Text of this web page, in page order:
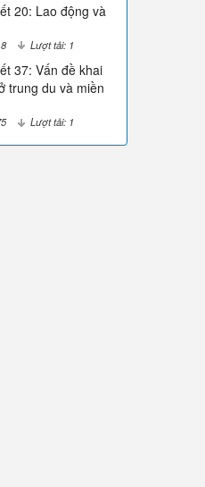
20: Lao động và
Lượt tải: 1
37: Vấn đề khai
trung du và miền
Lượt tải: 1